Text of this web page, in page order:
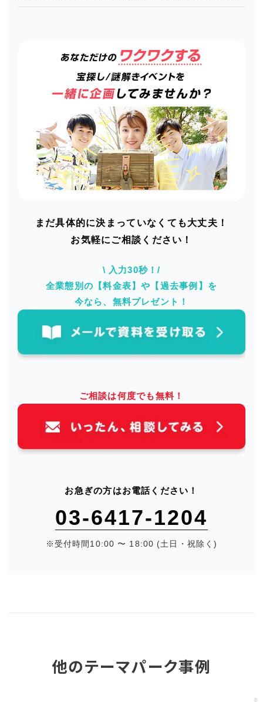
まだ具体的に決まっていなくても大丈夫！
お気軽にご相談ください！
\ 入力30秒！/
全業態別の【料金表】や【過去事例】を
今なら、無料プレゼント！
ご相談は何度でも無料！
お急ぎの方はお電話ください！
03-6417-1204
※受付時間10:00 〜 18:00 (土日・祝除く)
他のテーマパーク事例